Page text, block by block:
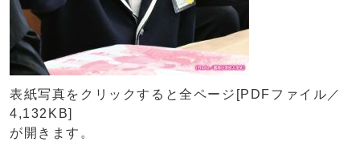
表紙写真をクリックすると全ページ[PDFファイル／
4,132KB]
が開きます。